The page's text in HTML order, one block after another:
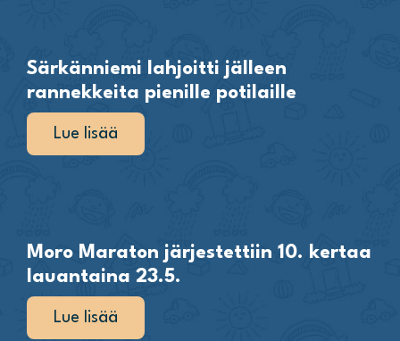
Särkänniemi lahjoitti jälleen
rannekkeita pienille potilaille
Lue lisää
Moro Maraton järjestettiin 10. kertaa
lauantaina 23.5.
Lue lisää